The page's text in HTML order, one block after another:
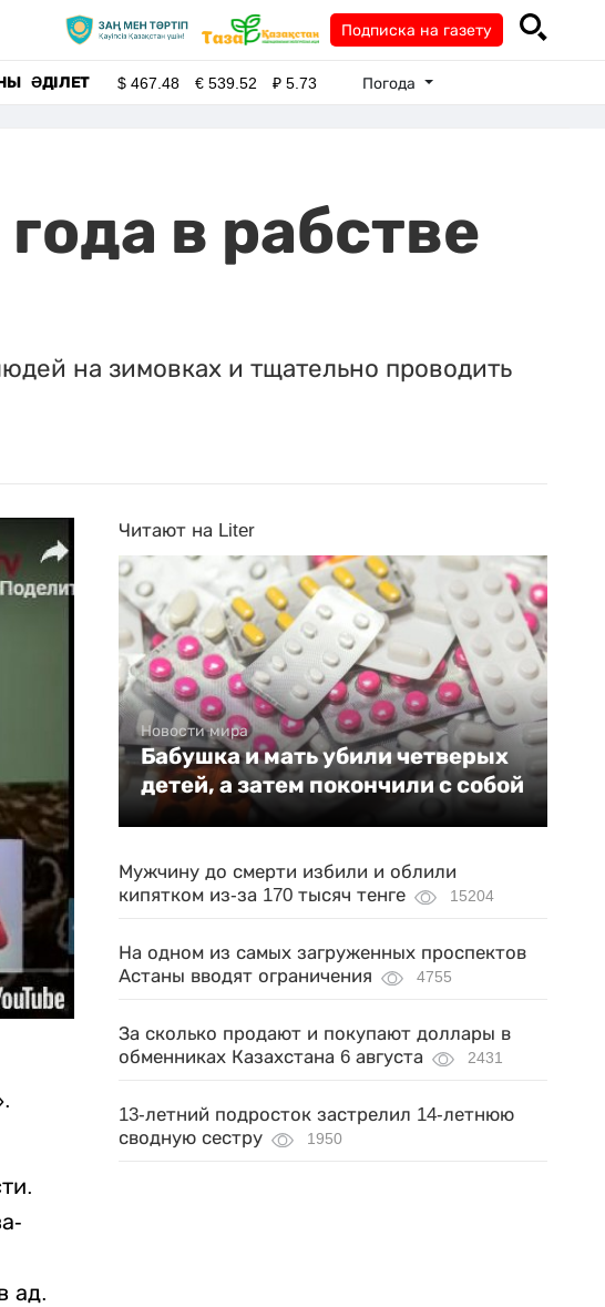
Подписка на газету
ӘДІЛЕТ $467.48 €539.52 ₽5.73 Погода
в рабстве
на зимовках и тщательно проводить
ад.
Читают на Liter
Новости мира
Бабушка и мать убили четверых
детей, а затем покончили с собой
Мужчину до смерти избили и облили
кипятком из-за 170 тысяч тенге
15204
На одном из самых загруженных проспектов
Астаны вводят ограничения
4755
За сколько продают и покупают доллары в
обменниках Казахстана 6 августа
2431
13-летний подросток застрелил 14-летнюю
сводную сестру
1950